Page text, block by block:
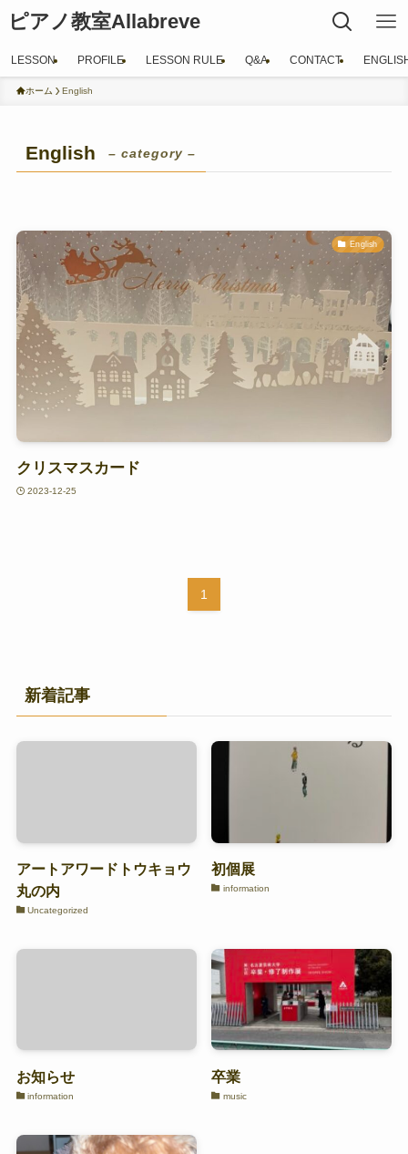
ピアノ教室Allabreve
LESSON PROFILE LESSON RULE Q&A CONTACT
ホーム English
English – category –
English
クリスマスカード
2023-12-25
1
新着記事
アートアワードトウキョウ
丸の内
Uncategorized
初個展
information
お知らせ
information
卒業
music